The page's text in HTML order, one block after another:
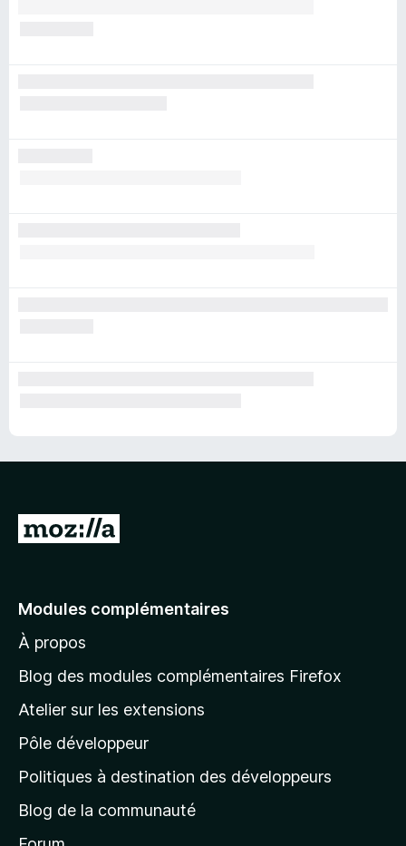
A
e
à
l
p
a
g
d
Modules complémentaires
À propos
Blog des modules complémentaires Firefox
Atelier sur les extensions
Pôle développeur
Politiques à destination des développeurs
Blog de la communauté